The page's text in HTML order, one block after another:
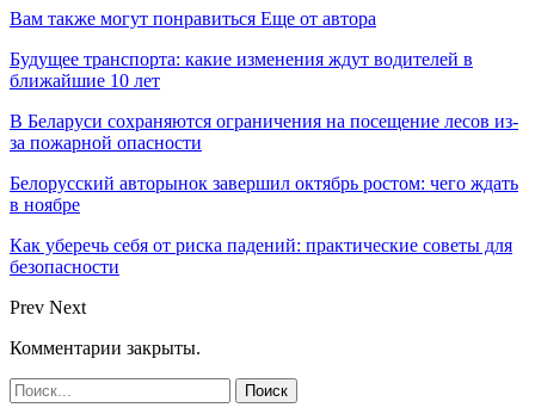
Вам также могут понравиться Еще от автора
Будущее транспорта: какие изменения ждут водителей в
ближайшие 10 лет
В Беларуси сохраняются ограничения на посещение лесов из-
за пожарной опасности
Белорусский авторынок завершил октябрь ростом: чего ждать
в ноябре
Как уберечь себя от риска падений: практические советы для
безопасности
Prev Next
Комментарии закрыты.